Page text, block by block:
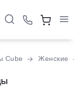
Cube Женские